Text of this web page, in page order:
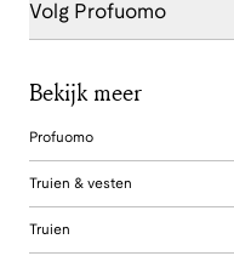
Volg Profuomo
Bekijk meer
Profuomo
Truien & vesten
Truien